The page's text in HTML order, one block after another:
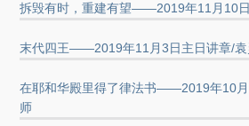
拆毁有时，重建有望——2019年11月10
末代四王——2019年11月3日主日讲章/袁
在耶和华殿里得了律法书——2019年10
师